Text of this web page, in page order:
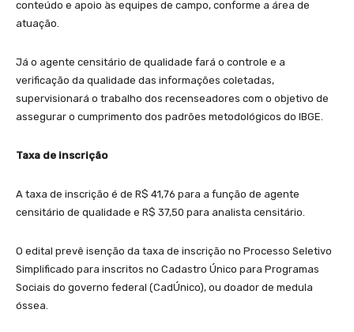
conteúdo e apoio às equipes de campo, conforme a área de
atuação.
Já o agente censitário de qualidade fará o controle e a
verificação da qualidade das informações coletadas,
supervisionará o trabalho dos recenseadores com o objetivo de
assegurar o cumprimento dos padrões metodológicos do IBGE.
Taxa de inscrição
A taxa de inscrição é de R$ 41,76 para a função de agente
censitário de qualidade e R$ 37,50 para analista censitário.
O edital prevê isenção da taxa de inscrição no Processo Seletivo
Simplificado para inscritos no Cadastro Único para Programas
Sociais do governo federal (CadÚnico), ou doador de medula
óssea.